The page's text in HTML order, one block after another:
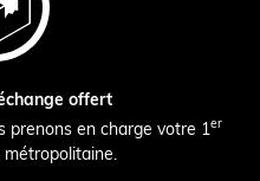
offert
prenons en charge votre 1er